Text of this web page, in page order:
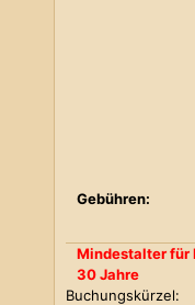
Gebühren:
Mindestalter für
30 Jahre
Buchungskürzel: